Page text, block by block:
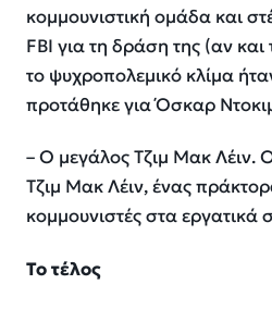
κομμουνιστική ομάδα και
FBI για τη δράση της (αν
το ψυχροπολεμικό κλίμα
προτάθηκε για Όσκαρ
– Ο μεγάλος Τζιμ Μακ Λέιν.
Τζιμ Μακ Λέιν, ένας
κομμουνιστές στα εργατικά
Το τέλος